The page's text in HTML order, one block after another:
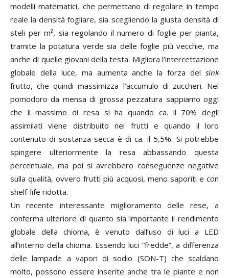
modelli matematici, che permettano di regolare in tempo
reale la densità fogliare, sia scegliendo la giusta densità di
steli per m², sia regolando il numero di foglie per pianta,
tramite la potatura verde sia delle foglie più vecchie, ma
anche di quelle giovani della testa. Migliora l’intercettazione
globale della luce, ma aumenta anche la forza del sink
frutto, che quindi massimizza l’accumulo di zuccheri. Nel
pomodoro da mensa di grossa pezzatura sappiamo oggi
che il massimo di resa si ha quando ca. il 70% degli
assimilati viene distribuito nei frutti e quando il loro
contenuto di sostanza secca è di ca. il 5,5%. Si potrebbe
spingere ulteriormente la resa abbassando questa
percentuale, ma poi si avrebbero conseguenze negative
sulla qualità, ovvero frutti più acquosi, meno saporiti e con
shelf-life ridotta.
Un recente interessante miglioramento delle rese, a
conferma ulteriore di quanto sia importante il rendimento
globale della chioma, è venuto dall’uso di luci a LED
all’interno della chioma. Essendo luci “fredde”, a differenza
delle lampade a vapori di sodio (SON-T) che scaldano
molto, possono essere inserite anche tra le piante e non